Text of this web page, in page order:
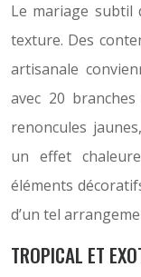
Le mariage subtil
texture. Des
artisanale
avec 20
renoncules
un effet
éléments
d’un tel
TROPICAL ET